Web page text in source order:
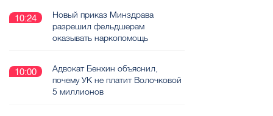
10:24
Новый приказ Минздрава
разрешил фельдшерам
оказывать наркопомощь
10:00
Адвокат Бенхин объяснил,
почему УК не платит Волочковой
5 миллионов